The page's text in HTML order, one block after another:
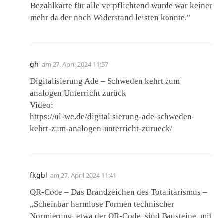
Bezahlkarte für alle verpflichtend wurde war keiner
mehr da der noch Widerstand leisten konnte."
gh am 27. April 2024 11:57
Digitalisierung Ade – Schweden kehrt zum
analogen Unterricht zurück
Video:
https://ul-we.de/digitalisierung-ade-schweden-
kehrt-zum-analogen-unterricht-zurueck/
fkgbl am 27. April 2024 11:41
QR-Code – Das Brandzeichen des Totalitarismus –
„Scheinbar harmlose Formen technischer
Normierung, etwa der QR-Code, sind Bausteine, mit